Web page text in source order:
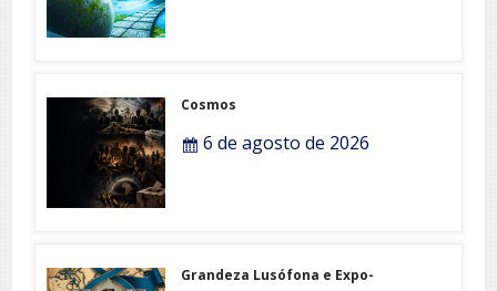
Cosmos
6 de agosto de 2026
Grandeza Lusófona e Expo-